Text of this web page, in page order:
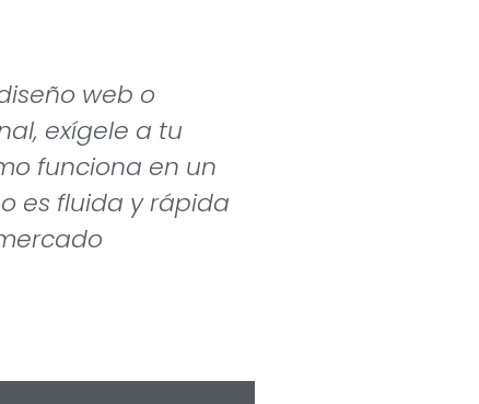
web o
exígele a tu
funciona en un
es fluida y rápida